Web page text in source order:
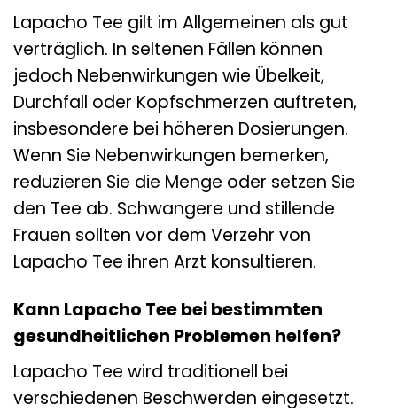
Lapacho Tee gilt im Allgemeinen als gut
verträglich. In seltenen Fällen können
jedoch Nebenwirkungen wie Übelkeit,
Durchfall oder Kopfschmerzen auftreten,
insbesondere bei höheren Dosierungen.
Wenn Sie Nebenwirkungen bemerken,
reduzieren Sie die Menge oder setzen Sie
den Tee ab. Schwangere und stillende
Frauen sollten vor dem Verzehr von
Lapacho Tee ihren Arzt konsultieren.
Kann Lapacho Tee bei bestimmten
gesundheitlichen Problemen helfen?
Lapacho Tee wird traditionell bei
verschiedenen Beschwerden eingesetzt.